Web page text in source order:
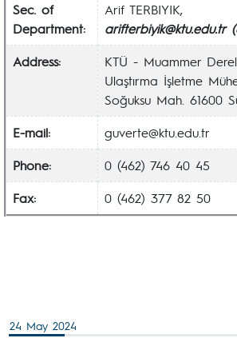
Sec. of
Department:
Arif TERBIYIK,
arifterbiyik@ktu.edu.tr
Address:
KTÜ - Muammer
Ulaştırma İşletme
Soğuksu Mah. 61600
E-mail:
guverte@ktu.edu.tr
Phone:
0 (462) 746 40 45
Fax:
0 (462) 377 82 50
24 May 2024